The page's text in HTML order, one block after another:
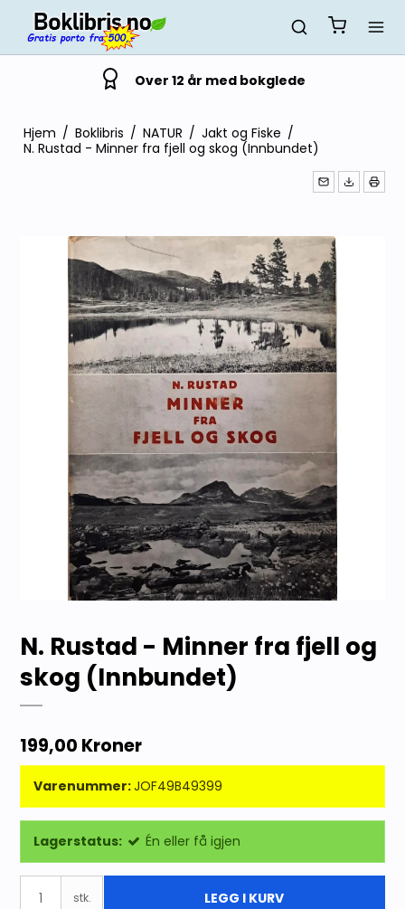
Over 12 år med bokglede
Hjem / Boklibris / NATUR / Jakt og Fiske /
N. Rustad - Minner fra fjell og skog (Innbundet)
N. Rustad - Minner fra fjell og
skog (Innbundet)
199,00 Kroner
Varenummer:JOF49B49399
Lagerstatus: Én eller få igjen
stk. LEGG I KURV